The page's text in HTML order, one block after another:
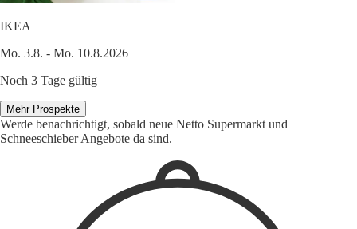
IKEA
Mo. 3.8. - Mo. 10.8.2026
Noch 3 Tage gültig
Mehr Prospekte
Werde benachrichtigt, sobald neue Netto Supermarkt und
Schneeschieber Angebote da sind.